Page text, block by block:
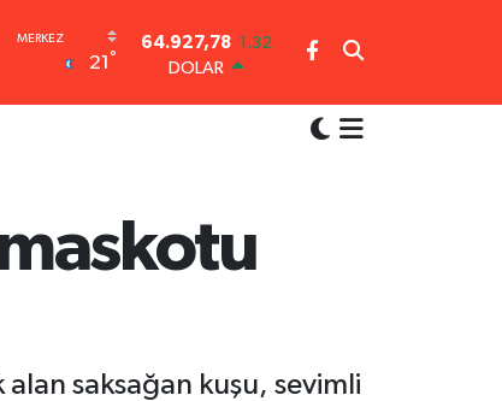
21 °
DOLAR
47,5894
0.08
BİST100
13.703 11
saksağan kuşu, sevimli